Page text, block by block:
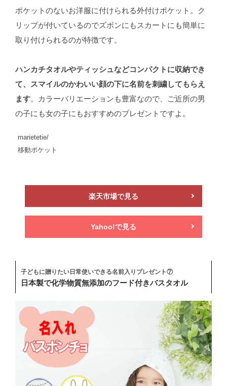
ポケットのないお洋服に付けられる外付けポケット。ク
リップが付いているのでズボンにもスカートにも簡単に
取り付けられるのが特徴です。
ハンカチタオルやティッシュなどコンパクトに収納でき
て、スマイルのかわいい顔の下に名前を刺繍してもらえ
ます。カラーバリエーションも豊富なので、ご近所の男
の子にも女の子にもおすすめのプレゼントですよ。
marietetie/
移動ポケット
楽天市場で見る
Yahoo!で見る
子どもに贈りたい日常使いできる名前入りプレゼント⑦
日本製で化学物質無添加のフード付きバスタオル